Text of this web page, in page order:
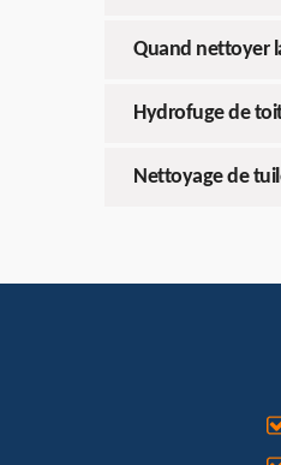
Quand nettoyer
Hydrofuge de
Nettoyage de